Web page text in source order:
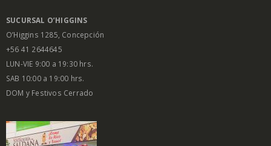
SUCURSAL O’HIGGINS
O’Higgins 1285, Concepción
+56 41 2644645
LUN-VIE 9:00 a 19:30 hrs.
SAB 10:00 a 19:00 hrs.
DOM y Festivos Cerrado